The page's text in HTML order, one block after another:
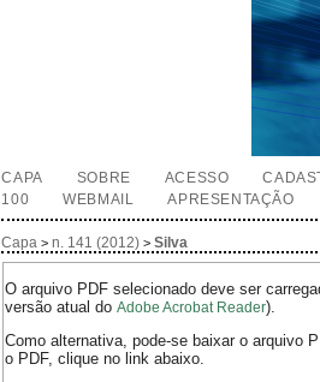
CAPA SOBRE ACESSO
100
WEBMAIL APRESENTAÇÃO
Capa >n. 141 (2012) >Silva
O arquivo PDF selecionado deve ser
versão atual doAdobe Acrobat Reader).
Como alternativa, pode-se baixar o arquivo
o PDF, clique no link abaixo.